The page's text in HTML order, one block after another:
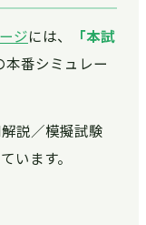
ジには、
「本試
本番シミュレー
説／模擬試験
います。